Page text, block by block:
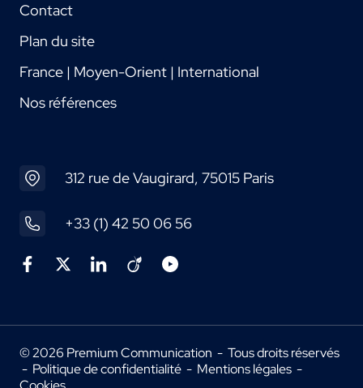
Contact
Plan du site
France | Moyen-Orient | International
Nos références
312 rue de Vaugirard, 75015 Paris
+33 (1) 42 50 06 56
© 2026 Premium Communication - Tous droits réservés
- Politique de confidentialité - Mentions légales -